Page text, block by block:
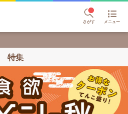
さがす メニュー
特集